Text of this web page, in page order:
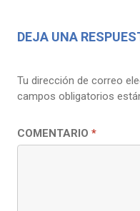
DEJA UNA
Tu dirección de correo
campos obligatorios
COMENTARIO *